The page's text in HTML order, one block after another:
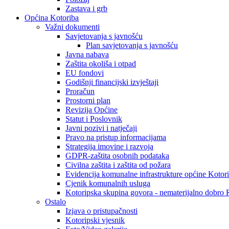
Zastava i grb
Općina Kotoriba
Važni dokumenti
Savjetovanja s javnošću
Plan savjetovanja s javnošću
Javna nabava
Zaštita okoliša i otpad
EU fondovi
Godišnji financijski izvještaji
Proračun
Prostorni plan
Revizija Općine
Statut i Poslovnik
Javni pozivi i natječaji
Pravo na pristup informacijama
Strategija imovine i razvoja
GDPR-zaštita osobnih podataka
Civilna zaštita i zaštita od požara
Evidencija komunalne infrastrukture općine
Cjenik komunalnih usluga
Kotoripska skupina govora - nematerijalno dobro
Ostalo
Izjava o pristupačnosti
Kotoripski vjesnik